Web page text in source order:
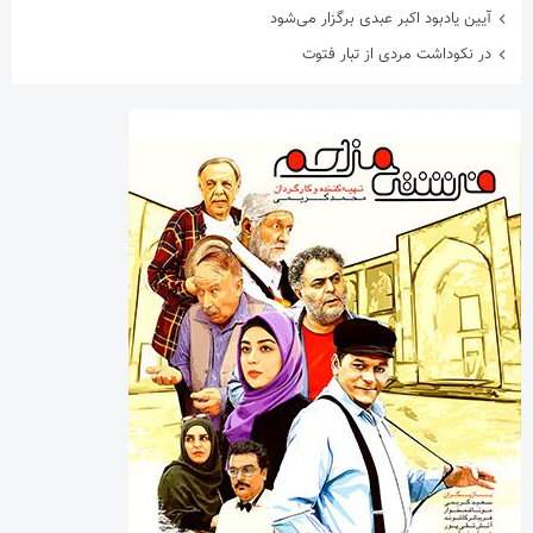
آیین یادبود اکبر عبدی برگزار می‌شود
در نکوداشت مردی از تبار فتوت